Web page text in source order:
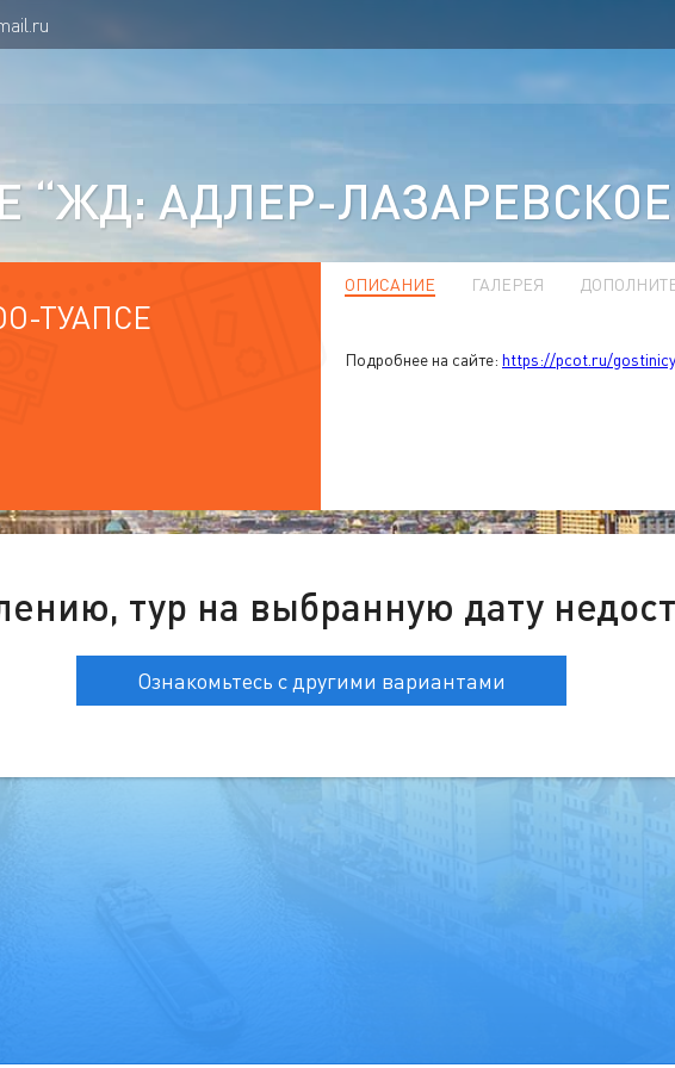
“ЖД: АДЛЕР-
ТУАПСЕ
ОПИСАНИЕ ГАЛЕРЕЯ
Подробнее на сайте: https://pcot.ru/
тур на выбранную дату
Ознакомьтесь с другими вариантами